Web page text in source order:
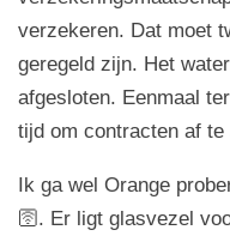
verzekeren. Dat moet
geregeld zijn. Het
afgesloten. Eenmaal
tijd om contracten af te
Ik ga wel Orange
🛜. Er ligt glasvezel